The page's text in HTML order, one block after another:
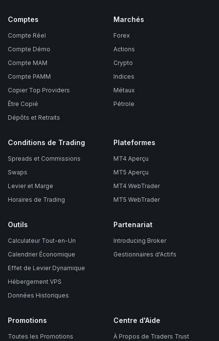
Comptes
Compte Réel
Compte Démo
Compte MAM
Compte PAMM
Copier Top Providers
Être Copié
Dépôts et Retraits
Marchés
Forex
Actions
Crypto
Indices
Métaux
Pétrole
Conditions de Trading
Spreads et Commissions
Swaps
Levier et Marge
Horaires de Trading
Plateformes
MT4 Aperçu
MT5 Aperçu
MT4 WebTrader
MT5 WebTrader
Outils
Calculateur Tout-en-Un
Calendrier Économique
Effet de Levier Dynamique
Hébergement VPS
Données Historiques
Partenariat
Introducing Broker
Gestionnaires d'Actifs
Promotions
Toutes les Promotions
Centre d'Aide
À Propos de Traders Trust